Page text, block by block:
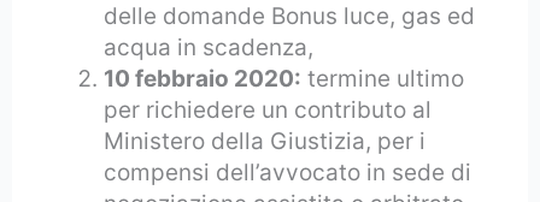
delle domande Bonus luce, gas ed
acqua in scadenza,
10 febbraio 2020: termine ultimo
per richiedere un contributo al
Ministero della Giustizia, per i
compensi dell’avvocato in sede di